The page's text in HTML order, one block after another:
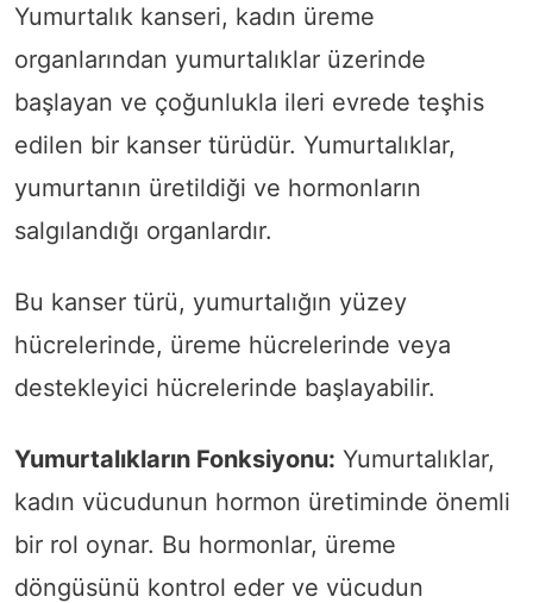
Yumurtalık kanseri, kadın üreme
organlarından yumurtalıklar üzerinde
başlayan ve çoğunlukla ileri evrede teşhis
edilen bir kanser türüdür. Yumurtalıklar,
yumurtanın üretildiği ve hormonların
salgılandığı organlardır.
Bu kanser türü, yumurtalığın yüzey
hücrelerinde, üreme hücrelerinde veya
destekleyici hücrelerinde başlayabilir.
Yumurtalıkların Fonksiyonu: Yumurtalıklar,
kadın vücudunun hormon üretiminde önemli
bir rol oynar. Bu hormonlar, üreme
döngüsünü kontrol eder ve vücudun